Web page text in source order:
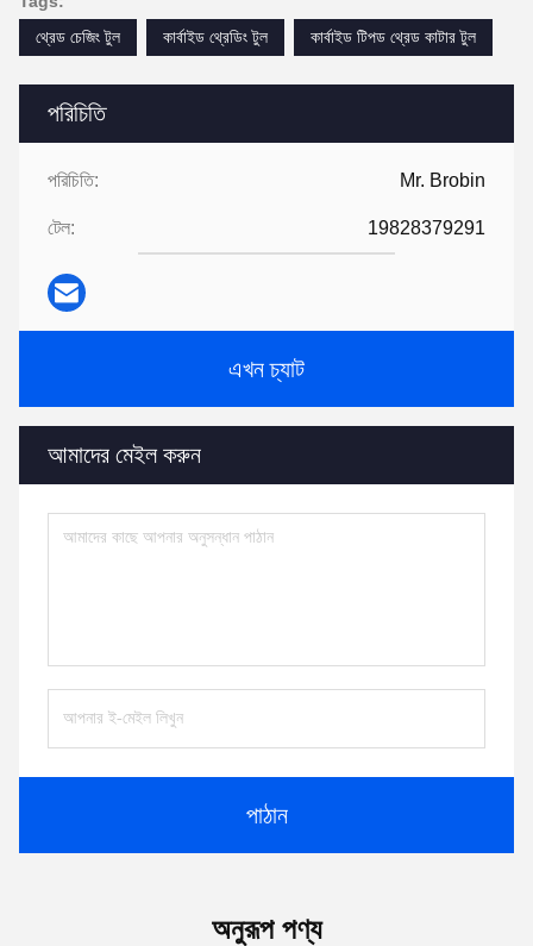
পরিচিতি
পরিচিতি: Mr. Brobin
টেল: 19828379291
এখন চ্যাট
আমাদের মেইল করুন
পাঠান
থ্রেড চেজিং টুল
কার্বাইড থ্রেডিং টুল কার্বাইড টিপড থ্রেড কাটার টুল
অনুরূপ পণ্য